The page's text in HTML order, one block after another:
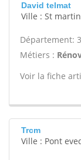
David telmat
Ville : St
Département:
Métiers :
Voir la fiche
Trcm
Ville : Pont